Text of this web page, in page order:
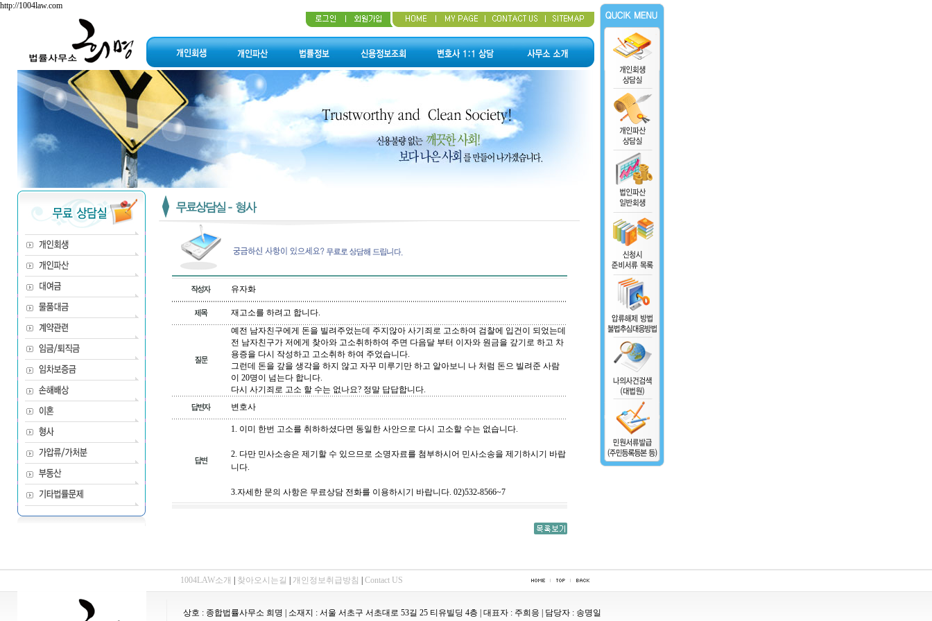
http://1004law.com
유자화
재고소를 하려고 합니다.
예전 남자친구에게 돈을 빌려주었는데 주지않아 사기죄로 고소하여 검찰에 입건이 되었는데
전 남자친구가 저에게 찾아와 고소취하하여 주면 다음달 부터 이자와 원금을 갚기로 하고 차
용증을 다시 작성하고 고소취하 하여 주었습니다.
그런데 돈을 갚을 생각을 하지 않고 자꾸 미루기만 하고 알아보니 나 처럼 돈으 빌려준 사람
이 20명이 넘는다 합니다.
다시 사기죄로 고소 할 수는 없나요? 정말 답답합니다.
변호사
1. 이미 한번 고소를 취하하셨다면 동일한 사안으로 다시 고소할 수는 없습니다.
2. 다만 민사소송은 제기할 수 있으므로 소명자료를 첨부하시어 민사소송을 제기하시기 바랍
니다.
3.자세한 문의 사항은 무료상담 전화를 이용하시기 바랍니다. 02)532-8566~7
1004LAW소개 찾아오시는길 개인정보취급방침 Contact US
상호 : 종합법률사무소 희명 | 소재지 : 서울 서초구 서초대로 53길 25 티유빌딩 4층 | 대표자 : 주희응 | 담당자 : 송명일